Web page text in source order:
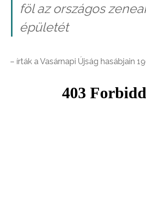
föl az országos
épületét
– írták a Vasárnapi Újság hasábjain